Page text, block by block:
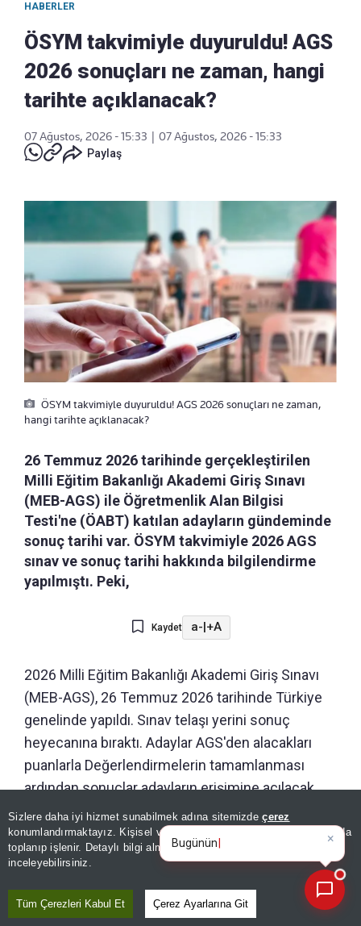
Sizlere daha iyi hizmet sunabilmek adına sitemizdeçerez
konumlandırmaktayız. Kişisel verileriniz, KVKK ve GDPR kapsamında
toplanıp işlenir. Detaylı bilgi almak içinAydınlatma Metnimizi
inceleyebilirsiniz.
Tüm Çerezleri Kabul Et Çerez Ayarlarına Git
HABERLER
ÖSYM takvimiyle duyuruldu! AGS
2026 sonuçları ne zaman, hangi
tarihte açıklanacak?
07 Ağustos, 2026 - 15:33
07 Ağustos, 2026 - 15:33
Paylaş
ÖSYM takvimiyle duyuruldu! AGS 2026 sonuçları ne zaman,
hangi tarihte açıklanacak?
26 Temmuz 2026 tarihinde gerçekleştirilen
Milli Eğitim Bakanlığı Akademi Giriş Sınavı
(MEB-AGS) ile Öğretmenlik Alan Bilgisi
Testi'ne (ÖABT) katılan adayların gündeminde
sonuç tarihi var. ÖSYM takvimiyle 2026 AGS
sınav ve sonuç tarihi hakkında bilgilendirme
yapılmıştı. Peki,
Kaydet a-|+A
2026 Milli Eğitim Bakanlığı Akademi Giriş Sınavı
(MEB-AGS), 26 Temmuz 2026 tarihinde Türkiye
genelinde yapıldı. Sınav telaşı yerini sonuç
heyecanına bıraktı. Adaylar AGS'den alacakları
puanlarla Değerlendirmelerin tamamlanması
ardından sonuçlar adayların erişimine açılacak.
Millî Eğitim Akademisi'ne kabul edilecek adayların
seçilmesinde ana kriter olacak, bu nedenyle
adaylar merakla sonuç duyurusunu bekliyor.
×
Günün spor, gündem ve
ekonomi gel